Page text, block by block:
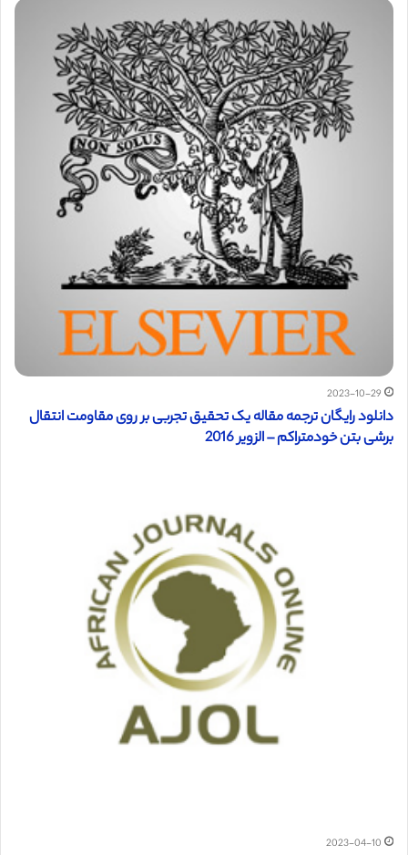
2023-10-29
دانلود رایگان ترجمه مقاله یک تحقیق تجربی بر روی مقاومت انتقال
برشی بتن خودمتراکم – الزویر 2016
2023-04-10